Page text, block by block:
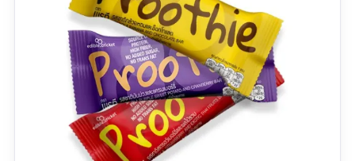
มากๆ ทานบ่ายสามอิ่มไปถึงค่ำ”